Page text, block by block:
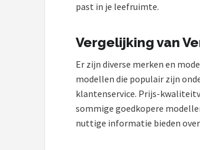
past in je leefruimte.
Vergelijking van
Er zijn diverse merken en
modellen die populair zijn
klantenservice. Prijs-
sommige goedkopere
nuttige informatie bieden over